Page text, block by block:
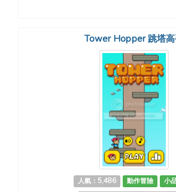
Tower Hopper 跳塔
人氣：5,486 動作冒險
小